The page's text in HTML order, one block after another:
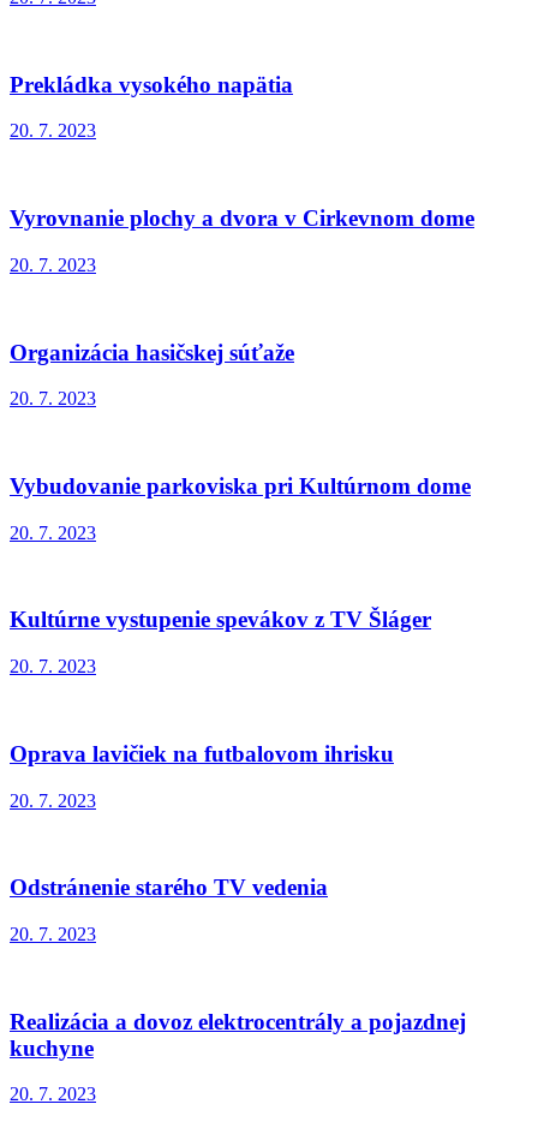
Prekládka vysokého napätia
20. 7. 2023
Vyrovnanie plochy a dvora v Cirkevnom dome
20. 7. 2023
Organizácia hasičskej súťaže
20. 7. 2023
Vybudovanie parkoviska pri Kultúrnom dome
20. 7. 2023
Kultúrne vystupenie spevákov z TV Šláger
20. 7. 2023
Oprava lavičiek na futbalovom ihrisku
20. 7. 2023
Odstránenie starého TV vedenia
20. 7. 2023
Realizácia a dovoz elektrocentrály a pojazdnej
kuchyne
20. 7. 2023